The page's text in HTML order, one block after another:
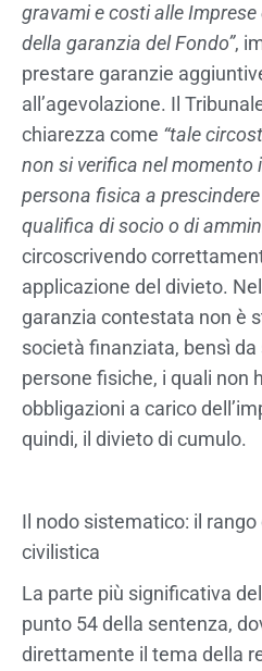
gravami e costi alle
della garanzia del Fondo”,
prestare garanzie
all’agevolazione. Il
chiarezza come “tale
non si verifica nel momento
persona fisica a
qualifica di socio o di
circoscrivendo
applicazione del divieto.
garanzia contestata non è
società finanziata, bensì
persone fisiche, i quali non
obbligazioni a carico
quindi, il divieto di cumulo.
Il nodo sistematico: il
civilistica
La parte più significativa
punto 54 della sentenza,
direttamente il tema della